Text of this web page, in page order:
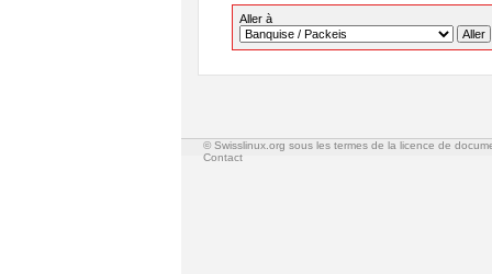
Aller à
© Swisslinux.org sous les termes de la licence de
Contact